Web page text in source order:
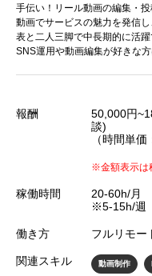
手伝い！リール動画の編集・
動画でサービスの魅力を発信
表と二人三脚で中長期的に活躍
SNS運用や動画編集が好きな
報酬
50,000円
談)
（時間単
※金額表示は
稼働時間
20-60h/月
※5-15h/週
働き方 フルリモー
関連スキル 動画制作